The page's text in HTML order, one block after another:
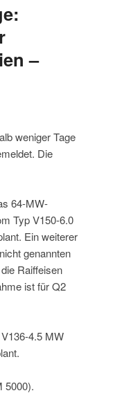
–
weniger Tage
Die
64-MW-
Typ V150-6.0
Ein weiterer
genannten
Raiffeisen
ist für Q2
4.5 MW
5000).